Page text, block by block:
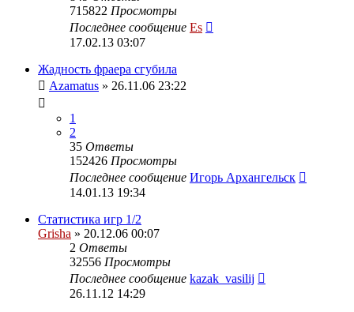
715822 Просмотры
Последнее сообщение Es
17.02.13 03:07
Жадность фраера сгубила
Azamatus » 26.11.06 23:22
1
2
35 Ответы
152426 Просмотры
Последнее сообщение Игорь Архангельск
14.01.13 19:34
Статистика игр 1/2
Grisha » 20.12.06 00:07
2 Ответы
32556 Просмотры
Последнее сообщение kazak_vasilij
26.11.12 14:29